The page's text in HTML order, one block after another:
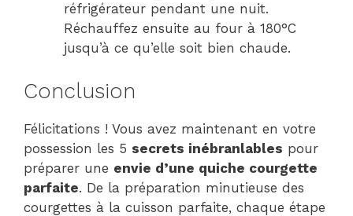
réfrigérateur pendant une nuit.
Réchauffez ensuite au four à 180°C
jusqu’à ce qu’elle soit bien chaude.
Conclusion
Félicitations ! Vous avez maintenant en votre
possession les 5 secrets inébranlables pour
préparer une envie d’une quiche courgette
parfaite. De la préparation minutieuse des
courgettes à la cuisson parfaite, chaque étape